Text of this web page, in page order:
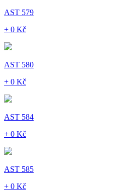
AST 579
+ 0 Kč
AST 580
+ 0 Kč
AST 584
+ 0 Kč
AST 585
+ 0 Kč